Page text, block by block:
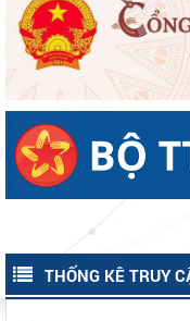
Xã Đạ Tẻh sơ kết công tác kiểm soát thủ tục hành chính, thực hiện
cơ chế một cửa và chính
và phương hướng
VÀ CÁC QUYẾT ĐỊNH
TRÊN ĐỊA BÀN XÃ.
KHÓA II, NHIỆM KỲ 2026
Lan tỏa nghị quyết của Đảng từ Hội thi Báo cáo viên, Tuyên truyền
viên giỏi tỉnh Lâm Đồng
mạng
Xã Đạ Tẻh tổ chức Lễ phát động hưởng ứng Phong trào thi đua
THỐNG KÊ TRUY